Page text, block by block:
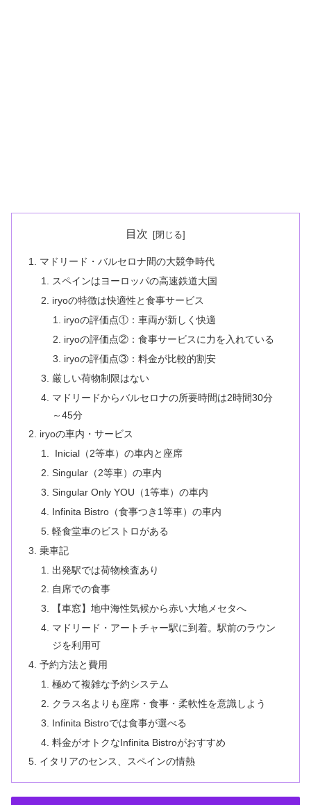
目次
マドリード・バルセロナ間の大競争時代
スペインはヨーロッパの高速鉄道大国
iryoの特徴は快適性と食事サービス
iryoの評価点①：車両が新しく快適
iryoの評価点②：食事サービスに力を入れている
iryoの評価点③：料金が比較的割安
厳しい荷物制限はない
マドリードからバルセロナの所要時間は2時間30分
～45分
iryoの車内・サービス
Inicial（2等車）の車内と座席
Singular（2等車）の車内
Singular Only YOU（1等車）の車内
Infinita Bistro（食事つき1等車）の車内
軽食堂車のビストロがある
乗車記
出発駅では荷物検査あり
自席での食事
【車窓】地中海性気候から赤い大地メセタへ
マドリード・アートチャー駅に到着。駅前のラウン
ジを利用可
予約方法と費用
極めて複雑な予約システム
クラス名よりも座席・食事・柔軟性を意識しよう
Infinita Bistroでは食事が選べる
料金がオトクなInfinita Bistroがおすすめ
イタリアのセンス、スペインの情熱